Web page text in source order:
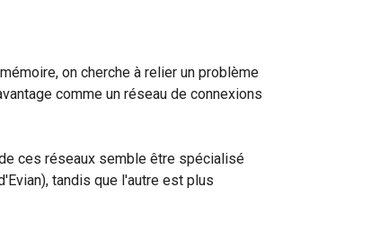
on cherche à relier un problème
comme un réseau de connexions
ces réseaux semble être spécialisé
tandis que l'autre est plus